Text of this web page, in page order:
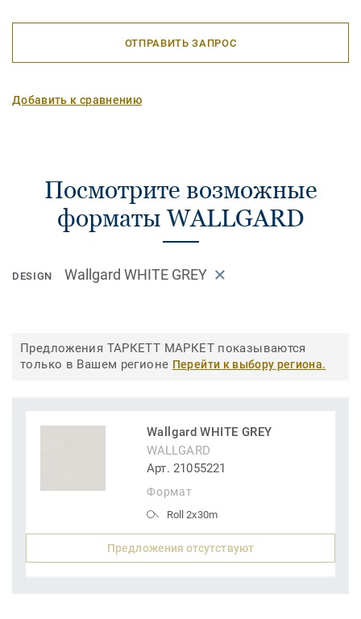
ОТПРАВИТЬ ЗАПРОС
Добавить к сравнению
Посмотрите возможные
форматы WALLGARD
DESIGN Wallgard WHITE GREY
Предложения ТАРКЕТТ МАРКЕТ показываются
только в Вашем регионе Перейти к выбору региона.
Wallgard WHITE GREY
WALLGARD
Арт. 21055221
Формат
Roll 2x30m
Предложения отсутствуют